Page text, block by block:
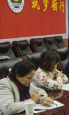
域专家及行业